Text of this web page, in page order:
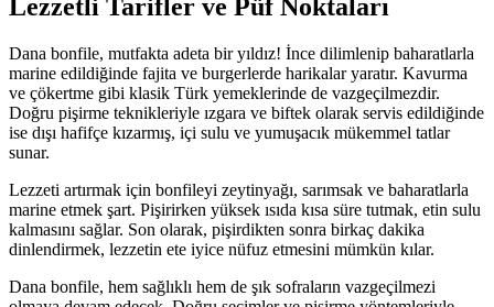
Lezzetli Tarifler ve Püf Noktaları
Dana bonfile, mutfakta adeta bir yıldız! İnce dilimlenip baharatlarla
marine edildiğinde fajita ve burgerlerde harikalar yaratır. Kavurma
ve çökertme gibi klasik Türk yemeklerinde de vazgeçilmezdir.
Doğru pişirme teknikleriyle ızgara ve biftek olarak servis edildiğinde
ise dışı hafifçe kızarmış, içi sulu ve yumuşacık mükemmel tatlar
sunar.
Lezzeti artırmak için bonfileyi zeytinyağı, sarımsak ve baharatlarla
marine etmek şart. Pişirirken yüksek ısıda kısa süre tutmak, etin sulu
kalmasını sağlar. Son olarak, pişirdikten sonra birkaç dakika
dinlendirmek, lezzetin ete iyice nüfuz etmesini mümkün kılar.
Dana bonfile, hem sağlıklı hem de şık sofraların vazgeçilmezi